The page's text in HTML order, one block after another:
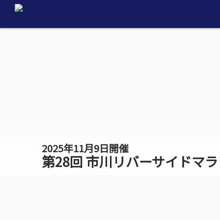
2025年11月9日開催
第28回 市川リバーサイドマ